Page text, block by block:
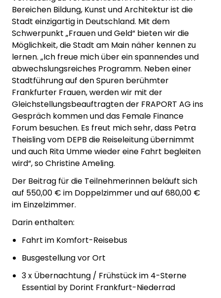
Bereichen Bildung, Kunst und Architektur ist die
Stadt einzigartig in Deutschland. Mit dem
Schwerpunkt „Frauen und Geld“ bieten wir die
Möglichkeit, die Stadt am Main näher kennen zu
lernen. „Ich freue mich über ein spannendes und
abwechslungsreiches Programm. Neben einer
Stadtführung auf den Spuren berühmter
Frankfurter Frauen, werden wir mit der
Gleichstellungsbeauftragten der FRAPORT AG ins
Gespräch kommen und das Female Finance
Forum besuchen. Es freut mich sehr, dass Petra
Theisling vom DEPB die Reiseleitung übernimmt
und auch Rita Umme wieder eine Fahrt begleiten
wird“, so Christine Ameling.
Der Beitrag für die Teilnehmerinnen beläuft sich
auf 550,00 € im Doppelzimmer und auf 680,00 €
im Einzelzimmer.
Darin enthalten:
Fahrt im Komfort-Reisebus
Busgestellung vor Ort
3 x Übernachtung / Frühstück im 4-Sterne
Essential by Dorint Frankfurt-Niederrad